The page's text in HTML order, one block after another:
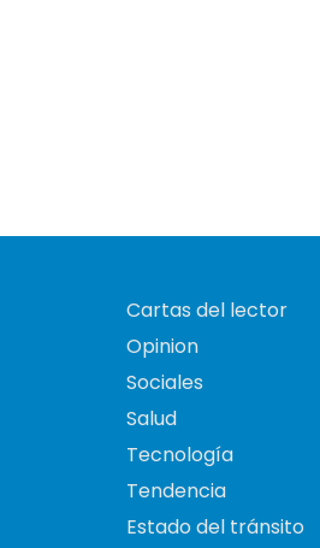
Cartas del lector
Opinion
Sociales
Salud
Tecnología
Tendencia
Estado del tránsito